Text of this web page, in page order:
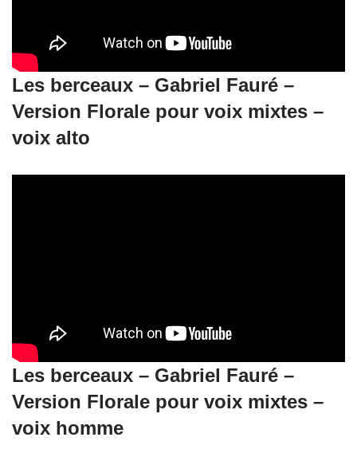
Les berceaux – Gabriel Fauré –
Version Florale pour voix mixtes –
voix alto
Les berceaux – Gabriel Fauré –
Version Florale pour voix mixtes –
voix homme